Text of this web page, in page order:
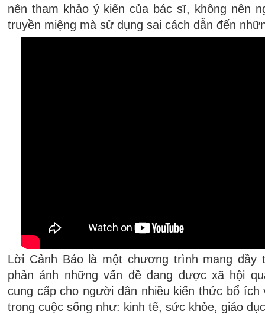
nên tham khảo ý kiến của bác sĩ, không nên
truyền miệng mà sử dụng sai cách dẫn đến
Lời Cảnh Báo là một chương trình mang đầy
phản ánh những vấn đề đang được xã hội
cung cấp cho người dân nhiều kiến thức bổ ích
trong cuộc sống như: kinh tế, sức khỏe, giáo